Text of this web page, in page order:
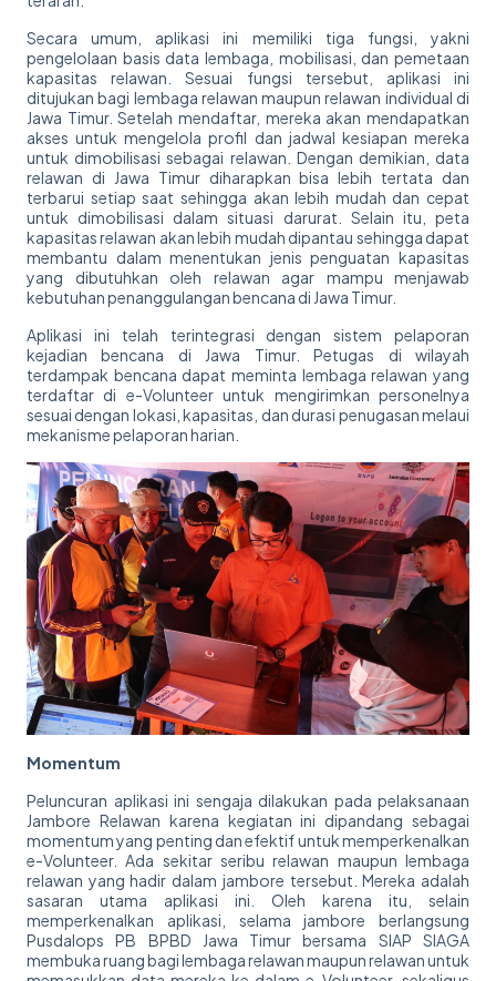
Secara umum, aplikasi ini memiliki tiga fungsi, yakni
pengelolaan basis data lembaga, mobilisasi, dan pemetaan
kapasitas relawan. Sesuai fungsi tersebut, aplikasi ini
ditujukan bagi lembaga relawan maupun relawan individual di
Jawa Timur. Setelah mendaftar, mereka akan mendapatkan
akses untuk mengelola profil dan jadwal kesiapan mereka
untuk dimobilisasi sebagai relawan. Dengan demikian, data
relawan di Jawa Timur diharapkan bisa lebih tertata dan
terbarui setiap saat sehingga akan lebih mudah dan cepat
untuk dimobilisasi dalam situasi darurat. Selain itu, peta
kapasitas relawan akan lebih mudah dipantau sehingga dapat
membantu dalam menentukan jenis penguatan kapasitas
yang dibutuhkan oleh relawan agar mampu menjawab
kebutuhan penanggulangan bencana di Jawa Timur.
Aplikasi ini telah terintegrasi dengan sistem pelaporan
kejadian bencana di Jawa Timur. Petugas di wilayah
terdampak bencana dapat meminta lembaga relawan yang
terdaftar di e-Volunteer untuk mengirimkan personelnya
sesuai dengan lokasi, kapasitas, dan durasi penugasan melaui
mekanisme pelaporan harian.
Momentum
Peluncuran aplikasi ini sengaja dilakukan pada pelaksanaan
Jambore Relawan karena kegiatan ini dipandang sebagai
momentum yang penting dan efektif untuk memperkenalkan
e-Volunteer. Ada sekitar seribu relawan maupun lembaga
relawan yang hadir dalam jambore tersebut. Mereka adalah
sasaran utama aplikasi ini. Oleh karena itu, selain
memperkenalkan aplikasi, selama jambore berlangsung
Pusdalops PB BPBD Jawa Timur bersama SIAP SIAGA
membuka ruang bagi lembaga relawan maupun relawan untuk